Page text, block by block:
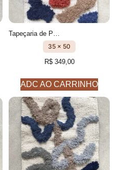
Tapeçaria de Parede - Quadro feito à mão- cm- Costa modelo 3
35 x 50
R$349,00
ADC AO CARRINHO